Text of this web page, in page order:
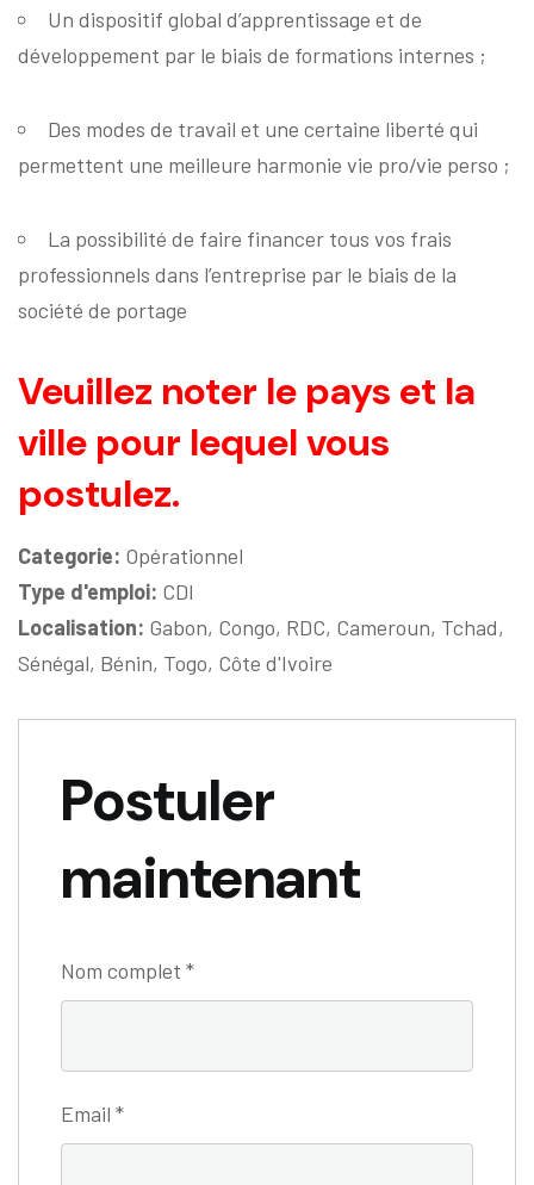
Un dispositif global d’apprentissage et de
développement par le biais de formations internes ;
Des modes de travail et une certaine liberté qui
permettent une meilleure harmonie vie pro/vie perso ;
La possibilité de faire financer tous vos frais
professionnels dans l’entreprise par le biais de la
société de portage
Veuillez noter le pays et la
ville pour lequel vous
postulez.
Categorie: Opérationnel
Type d'emploi: CDI
Localisation: Gabon Congo RDC Cameroun Tchad
Sénégal Bénin Togo Côte d'Ivoire
Postuler
maintenant
Nom complet *
Email *